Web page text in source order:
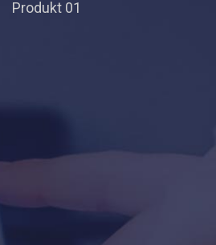
Produkt 01